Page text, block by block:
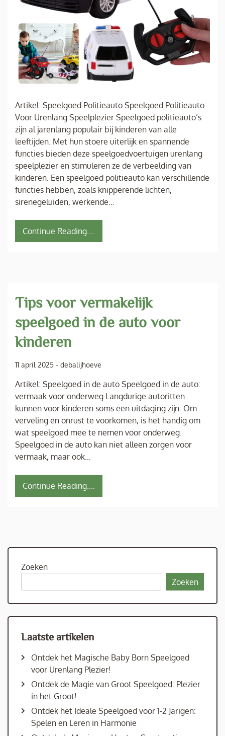
Artikel: Speelgoed Politieauto Speelgoed Politieauto:
Voor Urenlang Speelplezier Speelgoed politieauto’s
zijn al jarenlang populair bij kinderen van alle
leeftijden. Met hun stoere uiterlijk en spannende
functies bieden deze speelgoedvoertuigen urenlang
speelplezier en stimuleren ze de verbeelding van
kinderen. Een speelgoed politieauto kan verschillende
functies hebben, zoals knipperende lichten,
sirenegeluiden, werkende…
Continue Reading....
Tips voor vermakelijk
speelgoed in de auto voor
kinderen
11 april 2025 - debalijhoeve
Artikel: Speelgoed in de auto Speelgoed in de auto:
vermaak voor onderweg Langdurige autoritten
kunnen voor kinderen soms een uitdaging zijn. Om
verveling en onrust te voorkomen, is het handig om
wat speelgoed mee te nemen voor onderweg.
Speelgoed in de auto kan niet alleen zorgen voor
vermaak, maar ook…
Continue Reading....
Zoeken
Zoeken
Laatste artikelen
Ontdek het Magische Baby Born Speelgoed
voor Urenlang Plezier!
Ontdek de Magie van Groot Speelgoed: Plezier
in het Groot!
Ontdek het Ideale Speelgoed voor 1-2 Jarigen:
Spelen en Leren in Harmonie